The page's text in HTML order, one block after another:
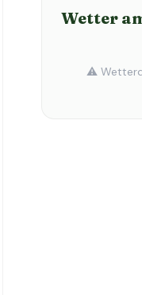
Wetter
⚠️